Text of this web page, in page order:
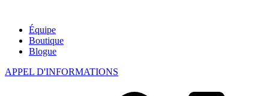
Équipe
Boutique
Blogue
APPEL D'INFORMATIONS